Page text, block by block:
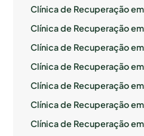
Clínica de Recuperação
Clínica de Recuperação
Clínica de Recuperação
Clínica de Recuperação
Clínica de Recuperação
Clínica de Recuperação
Clínica de Recuperação